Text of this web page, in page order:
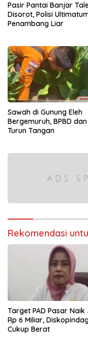
Pasir Pantai Banjar
Disorot, Polisi
Penambang Liar
Sawah di Gunung Eleh
Bergemuruh, BPBD dan
Turun Tangan
Rekomendasi
Target PAD Pasar Naik
Rp 6 Miliar,
Cukup Berat